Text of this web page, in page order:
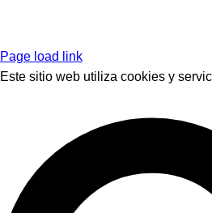
Page load link
Este sitio web utiliza cookies y